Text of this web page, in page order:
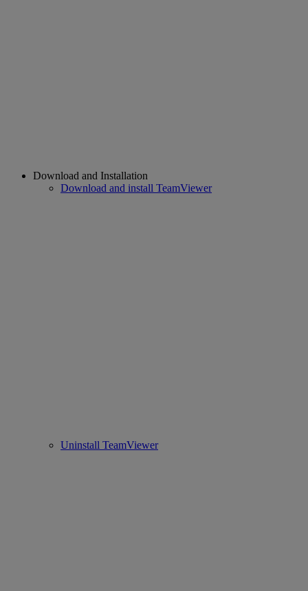
Download and Installation
Download and install TeamViewer
Uninstall TeamViewer